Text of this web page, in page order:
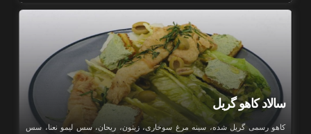
سالاد کاهو گریل
کاهو رسمی گریل شده، سینه مرغ سوخاری، زیتون، ریحان، سس لیمو نعنا، سس